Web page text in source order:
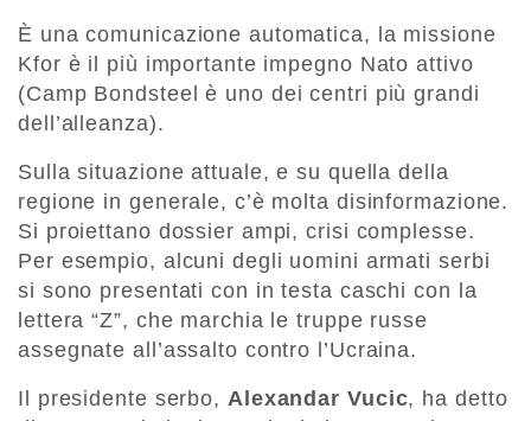
È una comunicazione automatica, la missione
Kfor è il più importante impegno Nato attivo
(Camp Bondsteel è uno dei centri più grandi
dell’alleanza).
Sulla situazione attuale, e su quella della
regione in generale, c’è molta disinformazione.
Si proiettano dossier ampi, crisi complesse.
Per esempio, alcuni degli uomini armati serbi
si sono presentati con in testa caschi con la
lettera “Z”, che marchia le truppe russe
assegnate all’assalto contro l’Ucraina.
Il presidente serbo, Alexandar Vucic, ha detto